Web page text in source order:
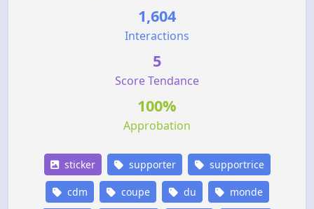
1,604
Interactions
5
Score Tendance
100%
Approbation
sticker supporter supportrice
cdm coupe du monde